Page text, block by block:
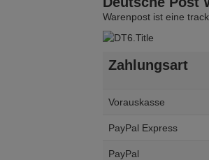
Warenpost ist eine
Zahlungsart
Vorauskasse
PayPal Express
PayPal